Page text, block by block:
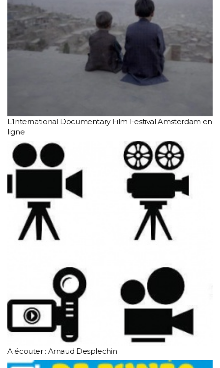
L’International Documentary Film Festival Amsterdam en
ligne
A écouter : Arnaud Desplechin